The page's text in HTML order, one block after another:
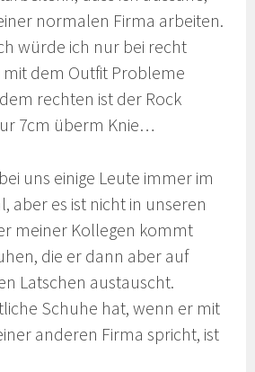
normalen Firma arbeiten.
würde ich nur bei recht
dem Outfit Probleme
rechten ist der Rock
7cm überm Knie…
uns einige Leute immer im
aber es ist nicht in unseren
meiner Kollegen kommt
die er dann aber auf
Latschen austauscht.
Schuhe hat, wenn er mit
anderen Firma spricht, ist